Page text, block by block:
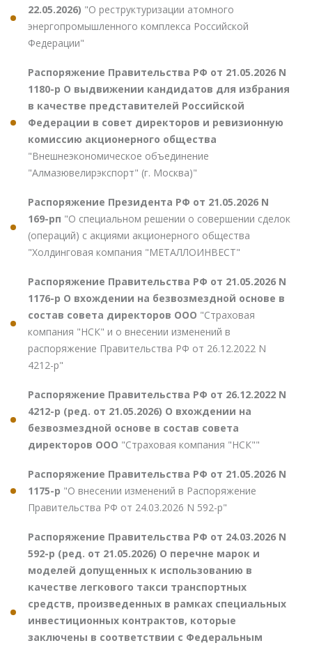
22.05.2026) "О реструктуризации атомного
энергопромышленного комплекса Российской
Федерации"
Распоряжение Правительства РФ от 21.05.2026 N
1180-р О выдвижении кандидатов для избрания
в качестве представителей Российской
Федерации в совет директоров и ревизионную
комиссию акционерного общества
"Внешнеэкономическое объединение
"Алмазювелирэкспорт" (г. Москва)"
Распоряжение Президента РФ от 21.05.2026 N
169-рп "О специальном решении о совершении сделок
(операций) с акциями акционерного общества
"Холдинговая компания "МЕТАЛЛОИНВЕСТ"
Распоряжение Правительства РФ от 21.05.2026 N
1176-р О вхождении на безвозмездной основе в
состав совета директоров ООО "Страховая
компания "НСК" и о внесении изменений в
распоряжение Правительства РФ от 26.12.2022 N
4212-р"
Распоряжение Правительства РФ от 26.12.2022 N
4212-р (ред. от 21.05.2026) О вхождении на
безвозмездной основе в состав совета
директоров ООО "Страховая компания "НСК""
Распоряжение Правительства РФ от 21.05.2026 N
1175-р "О внесении изменений в Распоряжение
Правительства РФ от 24.03.2026 N 592-р"
Распоряжение Правительства РФ от 24.03.2026 N
592-р (ред. от 21.05.2026) О перечне марок и
моделей допущенных к использованию в
качестве легкового такси транспортных
средств, произведенных в рамках специальных
инвестиционных контрактов, которые
заключены в соответствии с Федеральным